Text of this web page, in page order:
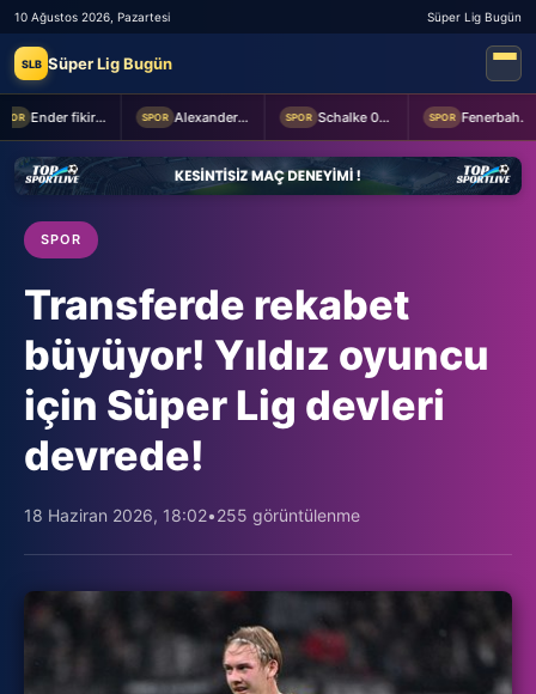
10 Ağustos 2026, Pazartesi Süper Lig Bugün
SLB Süper Lig Bugün
Ender fikirler SPOR Alexander Nübel: En önemlisi takım halinde oynamak SPOR Schalke 04 Edin Dzeko ile 1 yıllık yeni sözleşme imzaladı SPOR Fenerbahçe 2-0 Sturm Graz (MAÇTAN KARELER)
SPOR
Transferde rekabet
büyüyor! Yıldız oyuncu
için Süper Lig devleri
devrede!
18 Haziran 2026, 18:02•255 görüntülenme